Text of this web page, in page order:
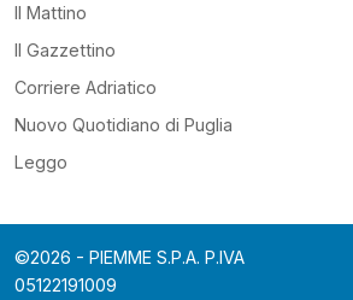
Il Mattino
Il Gazzettino
Corriere Adriatico
Nuovo Quotidiano di Puglia
Leggo
©2026 - PIEMME S.P.A. P.IVA
05122191009